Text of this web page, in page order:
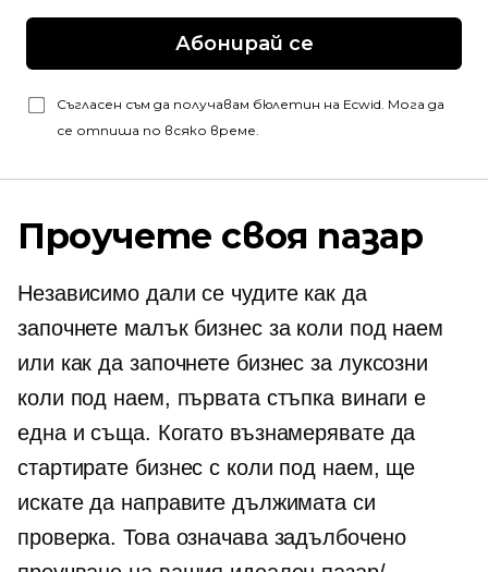
Абонирай се
Съгласен съм да получавам бюлетин на Ecwid. Мога да
се отпиша по всяко време.
Проучете своя пазар
Независимо дали се чудите как да
започнете малък бизнес за коли под наем
или как да започнете бизнес за луксозни
коли под наем, първата стъпка винаги е
една и съща. Когато възнамерявате да
стартирате бизнес с коли под наем, ще
искате да направите дължимата си
проверка. Това означава задълбочено